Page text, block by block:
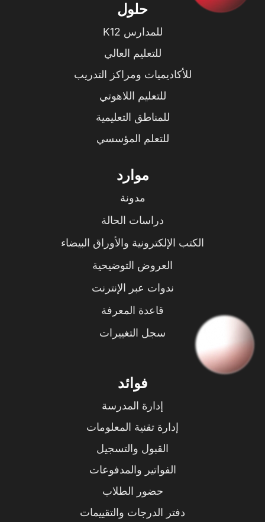
حلول
للمدارس K12
للتعليم العالي
للأكاديميات ومراكز التدريب
للتعليم اللاهوتي
للمناطق التعليمية
للتعلم المؤسسي
موارد
مدونة
دراسات الحالة
الكتب الإلكترونية والأوراق البيضاء
العروض التوضيحية
ندوات عبر الإنترنت
قاعدة المعرفة
سجل التغييرات
فوائد
إدارة المدرسة
إدارة تقنية المعلومات
القبول والتسجيل
الفواتير والمدفوعات
حضور الطلاب
دفتر الدرجات والتقييمات